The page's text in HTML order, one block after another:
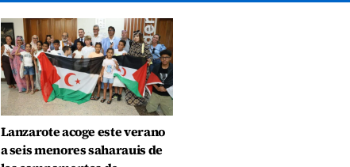
Lanzarote acoge este verano
a seis menores saharauis de